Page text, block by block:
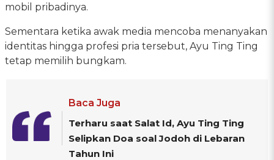
mobil pribadinya.
Sementara ketika awak media mencoba menanyakan
identitas hingga profesi pria tersebut, Ayu Ting Ting
tetap memilih bungkam.
Baca Juga
Terharu saat Salat Id, Ayu Ting Ting
Selipkan Doa soal Jodoh di Lebaran
Tahun Ini